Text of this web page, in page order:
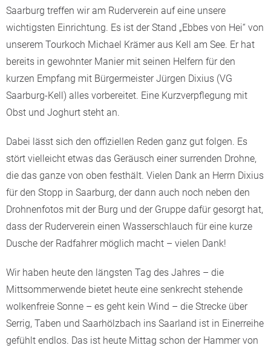
Saarburg treffen wir am Ruderverein auf eine unsere
wichtigsten Einrichtung. Es ist der Stand „Ebbes von Hei“ von
unserem Tourkoch Michael Krämer aus Kell am See. Er hat
bereits in gewohnter Manier mit seinen Helfern für den
kurzen Empfang mit Bürgermeister Jürgen Dixius (VG
Saarburg-Kell) alles vorbereitet. Eine Kurzverpflegung mit
Obst und Joghurt steht an.
Dabei lässt sich den offiziellen Reden ganz gut folgen. Es
stört vielleicht etwas das Geräusch einer surrenden Drohne,
die das ganze von oben festhält. Vielen Dank an Herrn Dixius
für den Stopp in Saarburg, der dann auch noch neben den
Drohnenfotos mit der Burg und der Gruppe dafür gesorgt hat,
dass der Ruderverein einen Wasserschlauch für eine kurze
Dusche der Radfahrer möglich macht – vielen Dank!
Wir haben heute den längsten Tag des Jahres – die
Mittsommerwende bietet heute eine senkrecht stehende
wolkenfreie Sonne – es geht kein Wind – die Strecke über
Serrig, Taben und Saarhölzbach ins Saarland ist in Einerreihe
gefühlt endlos. Das ist heute Mittag schon der Hammer von